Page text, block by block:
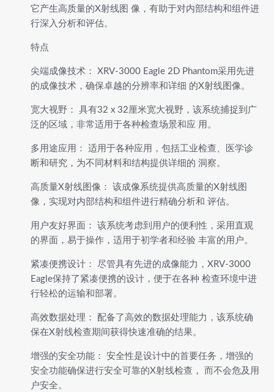
它产生高质量的X射线图 像，有助于对内部结构和组件进
行深入分析和评估。
特点
尖端成像技术： XRV-3000 Eagle 2D Phantom采用先进
的成像技术，确保卓越的分辨率和详细 的X射线图像。
宽大视野： 具有32 x 32厘米宽大视野，该系统捕捉到广
泛的区域，非常适用于各种检查场景和应 用。
多用途应用： 适用于各种应用，包括工业检查、医学诊
断和研究，为不同材料和结构提供详细的 洞察。
高质量X射线图像： 该成像系统提供高质量的X射线图
像，实现对内部结构和组件进行精确分析和 评估。
用户友好界面： 该系统考虑到用户的便利性，采用直观
的界面，易于操作，适用于初学者和经验 丰富的用户。
紧凑便携设计： 尽管具有先进的成像能力，XRV-3000
Eagle保持了紧凑便携的设计，便于在各种 检查环境中进
行轻松的运输和部署。
高效数据处理： 配备了高效的数据处理能力，该系统确
保在X射线检查期间获得快速准确的结果。
增强的安全功能： 安全性是设计中的首要任务，增强的
安全功能确保进行安全可靠的X射线检查， 而不会危及用
户安全。